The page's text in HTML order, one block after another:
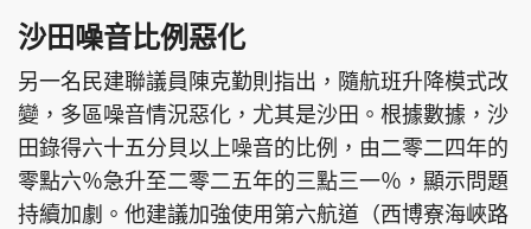
沙田噪音比例惡化
另一名民建聯議員陳克勤則指出，隨航班升降模式改
變，多區噪音情況惡化，尤其是沙田。根據數據，沙
田錄得六十五分貝以上噪音的比例，由二零二四年的
零點六％急升至二零二五年的三點三一％，顯示問題
持續加劇。他建議加強使用第六航道（西博寮海峽路